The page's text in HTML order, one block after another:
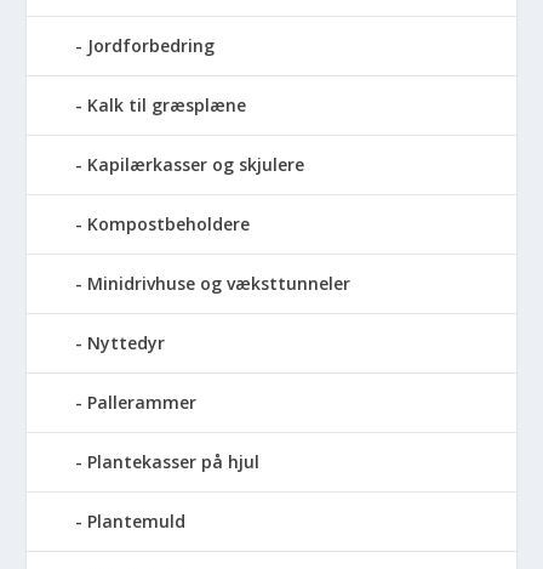
Jordforbedring
Kalk til græsplæne
Kapilærkasser og skjulere
Kompostbeholdere
Minidrivhuse og væksttunneler
Nyttedyr
Pallerammer
Plantekasser på hjul
Plantemuld